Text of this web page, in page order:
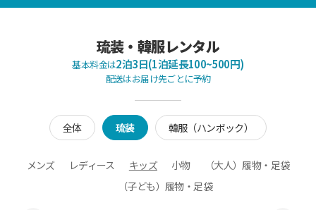
琉装・韓服レンタル
基本料金は2泊3日(1泊延長100~500円)
配送はお届け先ごとに予約
全体 琉装 韓服（ハンボック）
メンズ レディース キッズ 小物
（大人）履物・足袋
（子ども）履物・足袋